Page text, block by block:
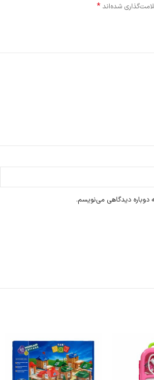
شده‌اند*
دوباره دیدگاهی می‌نویسم.